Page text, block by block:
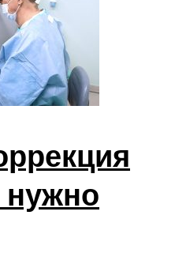
нужно